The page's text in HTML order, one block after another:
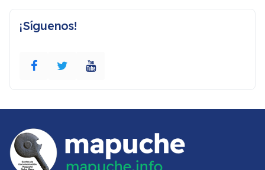
¡Síguenos!